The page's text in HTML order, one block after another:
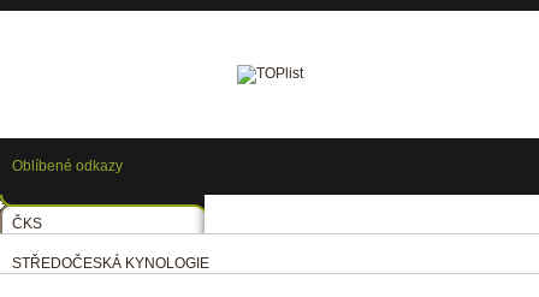
Oblíbené odkazy
ČKS
STŘEDOČESKÁ KYNOLOGIE